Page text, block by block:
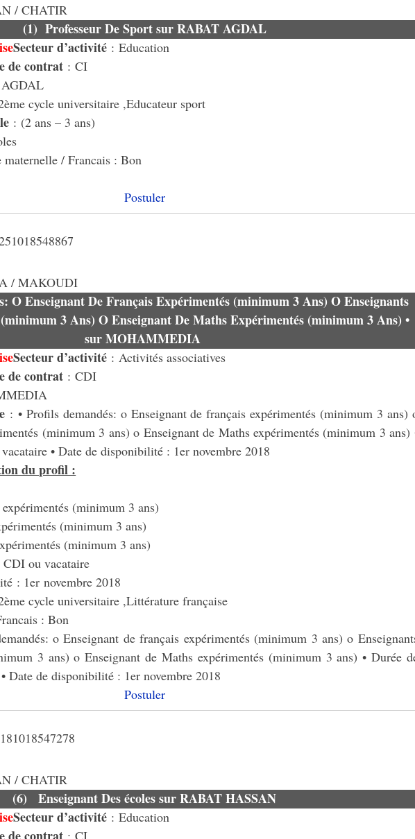
/ CHATIR
(1) Professeur De Sport sur RABAT AGDAL
Secteur d’activité : Education
de contrat : CI
cycle universitaire ,Educateur sport
: (2 ans – 3 ans)
/ Francais : Bon
Postuler
/ MAKOUDI
O Enseignant De Français Expérimentés (minimum 3 Ans) O Enseignants
3 Ans) O Enseignant De Maths Expérimentés (minimum 3 Ans) •
sur MOHAMMEDIA
Secteur d’activité : Activités associatives
de contrat : CDI
: • Profils demandés: o Enseignant de français expérimentés (minimum 3 ans)
(minimum 3 ans) o Enseignant de Maths expérimentés (minimum 3 ans)
• Date de disponibilité : 1er novembre 2018
du profil :
(minimum 3 ans)
(minimum 3 ans)
(minimum 3 ans)
ou vacataire
1er novembre 2018
cycle universitaire ,Littérature française
: Bon
o Enseignant de français expérimentés (minimum 3 ans) o
3 ans) o Enseignant de Maths expérimentés (minimum 3 ans) • Durée
Date de disponibilité : 1er novembre 2018
Postuler
/ CHATIR
(6) Enseignant Des écoles sur RABAT HASSAN
Secteur d’activité : Education
: CI